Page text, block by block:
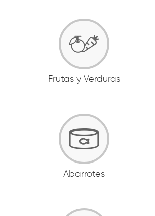
Frutas y Verduras
Abarrotes